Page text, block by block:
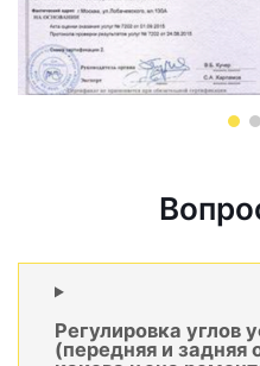
Регулировка углов
(передняя и задняя